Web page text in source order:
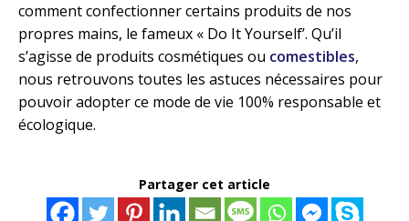
comment confectionner certains produits de nos
propres mains, le fameux « Do It Yourself’. Qu’il
s’agisse de produits cosmétiques ou comestibles,
nous retrouvons toutes les astuces nécessaires pour
pouvoir adopter ce mode de vie 100% responsable et
écologique.
Partager cet article